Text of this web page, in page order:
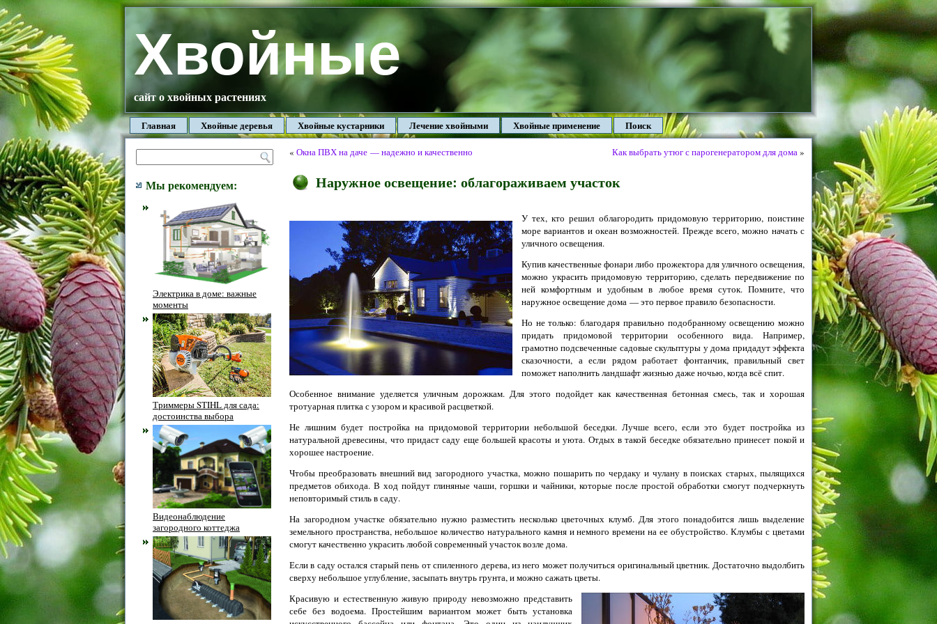
Хвойные
сайт о хвойных растениях
Главная Хвойные деревья Хвойные кустарники Лечение хвойными Хвойные применение Поиск
Мы рекомендуем:
Электрика в доме: важные
моменты
Триммеры STIHL для сада:
достоинства выбора
Видеонаблюдение
загородного коттеджа
« Окна ПВХ на даче — надежно и качественно Как выбрать утюг с парогенератором для дома»
Наружное освещение: облагораживаем участок
У тех, кто решил облагородить придомовую территорию, поистине
море вариантов и океан возможностей. Прежде всего, можно начать с
уличного освещения.
Купив качественные фонари либо прожектора для уличного освещения,
можно украсить придомовую территорию, сделать передвижение по
ней комфортным и удобным в любое время суток. Помните, что
наружное освещение дома — это первое правило безопасности.
Но не только: благодаря правильно подобранному освещению можно
придать придомовой территории особенного вида. Например,
грамотно подсвеченные садовые скульптуры у дома придадут эффекта
сказочности, а если рядом работает фонтанчик, правильный свет
поможет наполнить ландшафт жизнью даже ночью, когда всё спит.
Особенное внимание уделяется уличным дорожкам. Для этого подойдет как качественная бетонная смесь, так и хорошая
тротуарная плитка с узором и красивой расцветкой.
Не лишним будет постройка на придомовой территории небольшой беседки. Лучше всего, если это будет постройка из
натуральной древесины, что придаст саду еще большей красоты и уюта. Отдых в такой беседке обязательно принесет покой и
хорошее настроение.
Чтобы преобразовать внешний вид загородного участка, можно пошарить по чердаку и чулану в поисках старых, пылящихся
предметов обихода. В ход пойдут глиняные чаши, горшки и чайники, которые после простой обработки смогут подчеркнуть
неповторимый стиль в саду.
На загородном участке обязательно нужно разместить несколько цветочных клумб. Для этого понадобится лишь выделение
земельного пространства, небольшое количество натурального камня и немного времени на ее обустройство. Клумбы с цветами
смогут качественно украсить любой современный участок возле дома.
Если в саду остался старый пень от спиленного дерева, из него может получиться оригинальный цветник. Достаточно выдолбить
сверху небольшое углубление, засыпать внутрь грунта, и можно сажать цветы.
Красивую и естественную живую природу невозможно представить
себе без водоема. Простейшим вариантом может быть установка